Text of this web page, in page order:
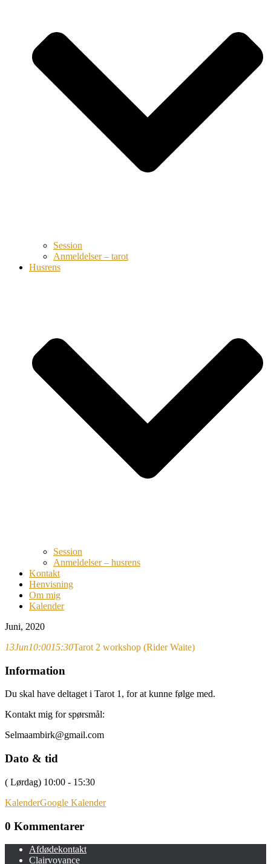
Session
Anmeldelser – tarot
Husrens
Session
Anmeldelser – husrens
Kontakt
Henvisning
Om mig
Kalender
Juni, 2020
13Jun10:0015:30Tarot 2 workshop (Rider Waite)
Information
Du skal have deltaget i Tarot 1, for at kunne følge med.
Kontakt mig for spørsmål:
Selmaambirk@gmail.com
Dato & tid
( Lørdag) 10:00 - 15:30
KalenderGoogle Kalender
0 Kommentarer
Afdødekontakt
Clairvoyance